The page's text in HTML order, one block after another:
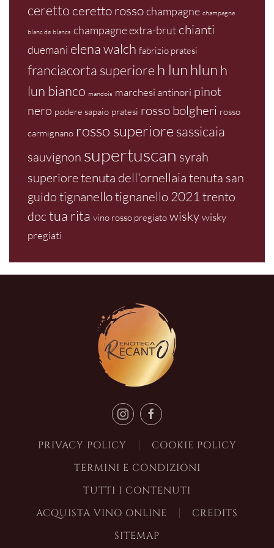
ceretto ceretto rossochampagne champagne
blanc de blancs champagne extra-brut chianti
duemani elena walch fabrizio pratesi
franciacorta superiore h lun hlun h
lun bianco mandois marchesi antinori pinot
nero podere sapaio pratesi rosso bolgheri rosso
carmignano rosso superiore sassicaia
sauvignon supertuscan syrah
superioretenuta dell'ornellaia tenuta san
guido tignanellotignanello 2021 trento
doctua rita vino rosso pregiato wiskywisky
pregiati
PRIVACY POLICY
COOKIE POLICY
TERMINI E CONDIZIONI
TUTTI I CONTENUTI
ACQUISTA VINO ONLINE
CREDITS
SITEMAP